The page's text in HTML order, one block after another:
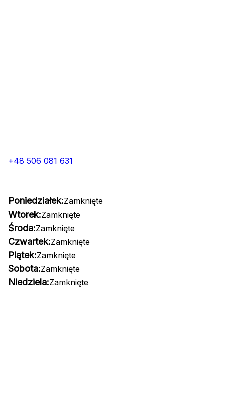
+48 506 081 631
Poniedziałek:Zamknięte
Wtorek:Zamknięte
Środa:Zamknięte
Czwartek:Zamknięte
Piątek:Zamknięte
Sobota:Zamknięte
Niedziela:Zamknięte